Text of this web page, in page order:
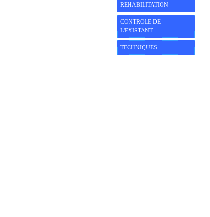
REHABILITATION
CONTROLE DE
L'EXISTANT
TECHNIQUES